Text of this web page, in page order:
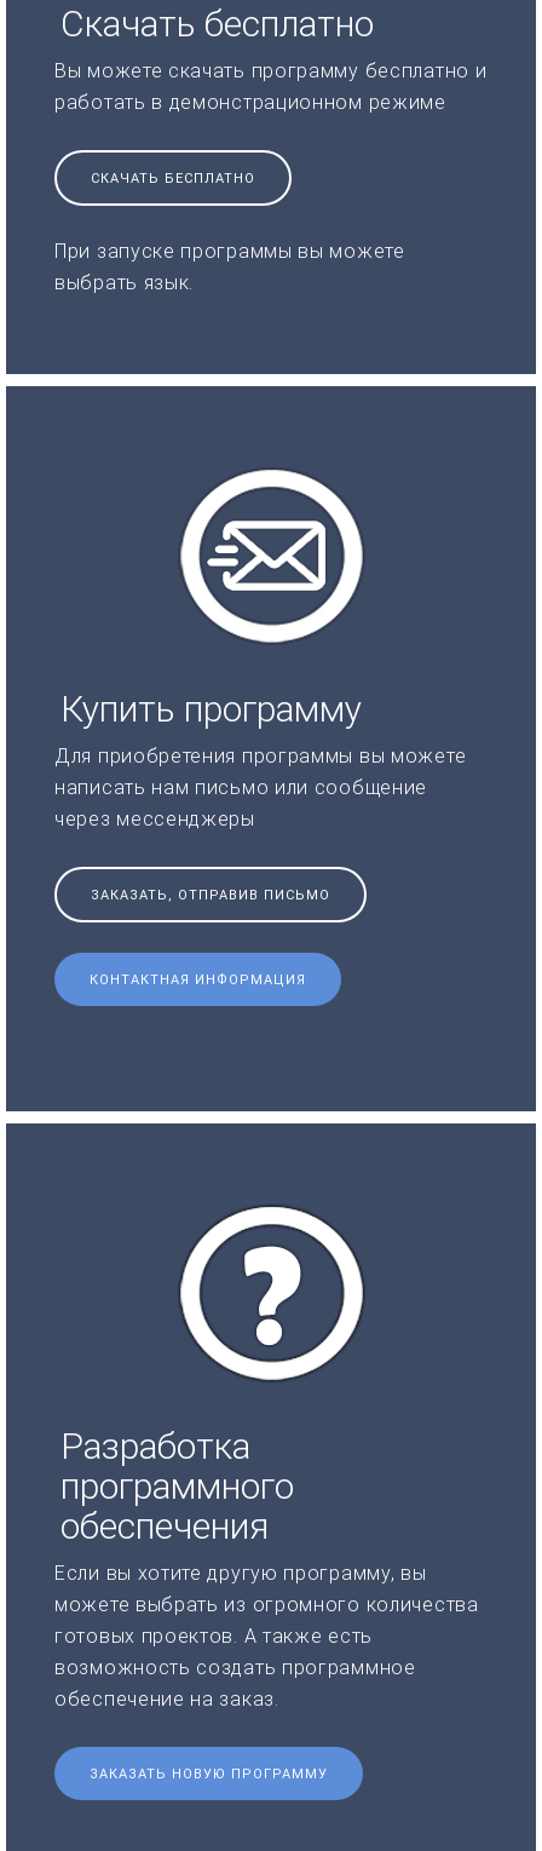
Скачать бесплатно
Вы можете скачать программу бесплатно и
работать в демонстрационном режиме
СКАЧАТЬ БЕСПЛАТНО
При запуске программы вы можете
выбрать язык.
Купить программу
Для приобретения программы вы можете
написать нам письмо или сообщение
через мессенджеры
ЗАКАЗАТЬ, ОТПРАВИВ ПИСЬМО
КОНТАКТНАЯ ИНФОРМАЦИЯ
Разработка
программного
обеспечения
Если вы хотите другую программу, вы
можете выбрать из огромного количества
готовых проектов. А также есть
возможность создать программное
обеспечение на заказ.
ЗАКАЗАТЬ НОВУЮ ПРОГРАММУ